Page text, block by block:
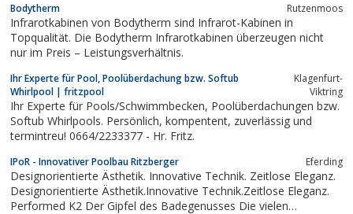
Bodytherm Rutzenmoos
Infrarotkabinen von Bodytherm sind Infrarot-Kabinen in
Topqualität. Die Bodytherm Infrarotkabinen überzeugen nicht
nur im Preis – Leistungsverhältnis.
Ihr Experte für Pool, Poolüberdachung bzw. Softub
Whirlpool | fritzpool
Klagenfurt-
Viktring
Ihr Experte für Pools/Schwimmbecken, Poolüberdachungen bzw.
Softub Whirlpools. Persönlich, kompentent, zuverlässig und
termintreu! 0664/2233377 - Hr. Fritz.
IPoR - Innovativer Poolbau Ritzberger Eferding
Designorientierte Ästhetik. Innovative Technik. Zeitlose Eleganz.
Designorientierte Ästhetik.Innovative Technik.Zeitlose Eleganz.
Performed K2 Der Gipfel des Badegenusses Die vielen